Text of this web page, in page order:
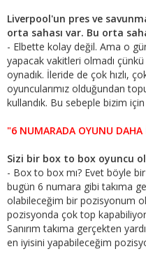
Liverpool'un pres ve
orta sahası var. Bu orta
- Elbette kolay değil. Ama o
yapacak vakitleri olmadı
oynadık. İleride de çok hızlı,
oyuncularımız olduğundan
kullandık. Bu sebeple bizim
"6 NUMARADA OYUNU DAHA
Sizi bir box to box oyuncu
- Box to box mı? Evet böyle
bugün 6 numara gibi takıma
olabileceğim bir pozisyonum
pozisyonda çok top
Sanırım takıma gerçekten
en iyisini yapabileceğim